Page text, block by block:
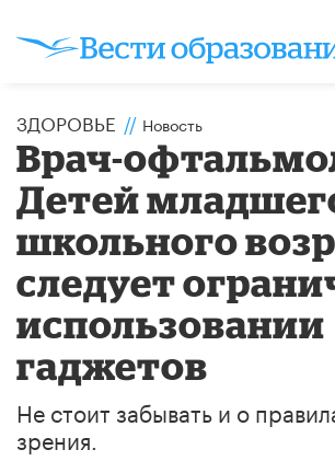
ЗДОРОВЬЕ // Новость
Врач-
Детей
школьного
следует
использовании
гаджетов
Не стоит забывать и о
зрения.